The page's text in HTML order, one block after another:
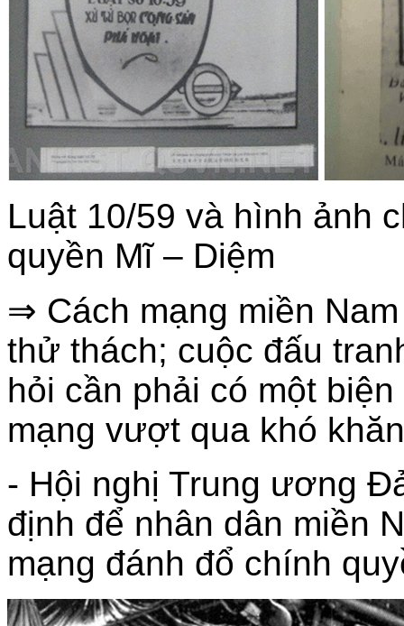
Luật 10/59 và hình ảnh
quyền Mĩ – Diệm
⇒ Cách mạng miền
thử thách; cuộc đấu
hỏi cần phải có một
mạng vượt qua khó
- Hội nghị Trung ương
định để nhân dân miền
mạng đánh đổ chính